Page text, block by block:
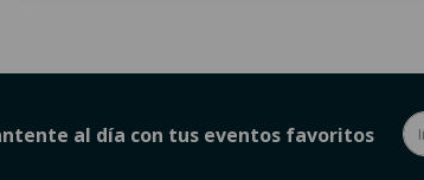
al día con tus eventos favoritos